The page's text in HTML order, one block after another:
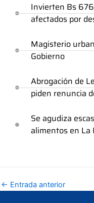
Invierten Bs
afectados por
Magisterio
Gobierno
Abrogación de
piden renuncia
Se agudiza
alimentos en La
← Entrada anterior